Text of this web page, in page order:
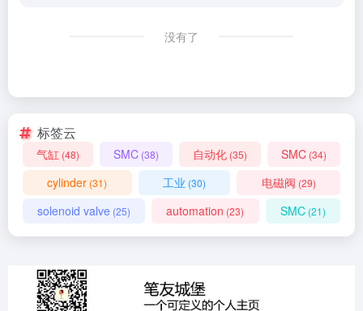
没有了
标签云
气缸 (48) SMC (38) 自动化 (35) SMC (34)
cylinder (31) 工业 (30) 电磁阀 (29)
solenoid valve (25) automation (23) SMC(21)